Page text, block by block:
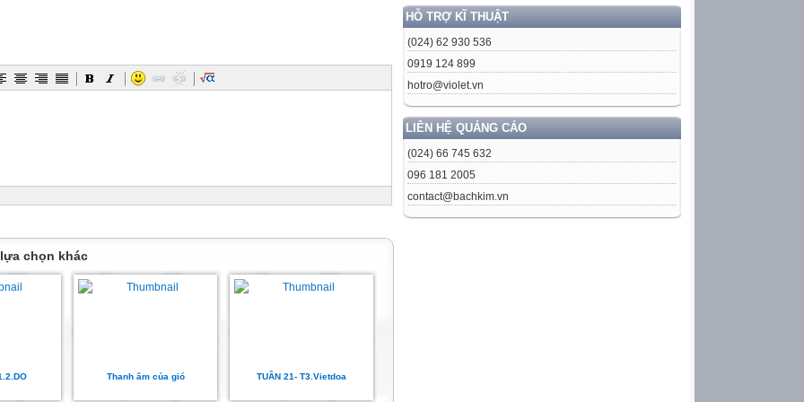
HỖ TRỢ KĨ THUẬT
(024) 62 930 536
0919 124 899
hotro@violet.vn
LIÊN HỆ QUẢNG CÁO
(024) 66 745 632
096 181 2005
contact@bachkim.vn
được
chọn khác
Thanh âm của gió TUẦN 21- T3.Vietdoa